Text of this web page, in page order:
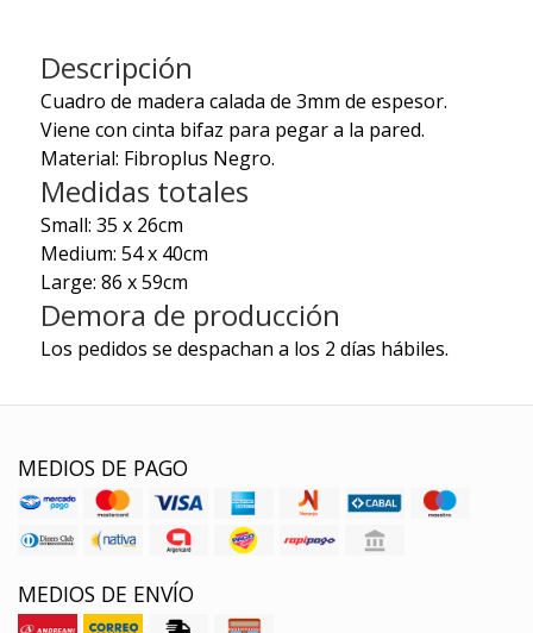
Descripción
Cuadro de madera calada de 3mm de espesor.
Viene con cinta bifaz para pegar a la pared.
Material: Fibroplus Negro.
Medidas totales
Small: 35 x 26cm
Medium: 54 x 40cm
Large: 86 x 59cm
Demora de producción
Los pedidos se despachan a los 2 días hábiles.
MEDIOS DE PAGO
MEDIOS DE ENVÍO